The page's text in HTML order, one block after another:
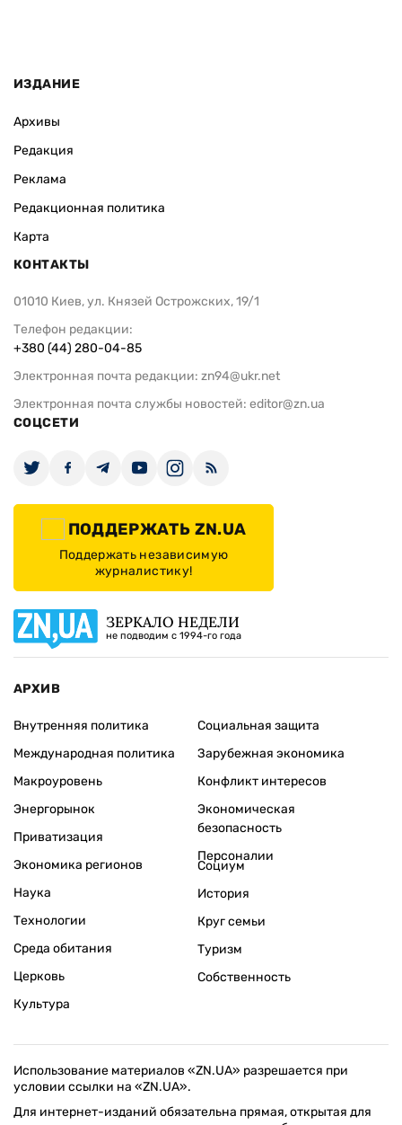
ИЗДАНИЕ
Архивы
Редакция
Реклама
Редакционная политика
Карта
КОНТАКТЫ
01010 Киев, ул. Князей Острожских, 19/1
Телефон редакции:
+380 (44) 280-04-85
Электронная почта редакции: zn94@ukr.net
Электронная почта службы новостей: editor@zn.ua
СОЦСЕТИ
ПОДДЕРЖАТЬ ZN.UA
Поддержать независимую
журналистику!
ЗЕРКАЛО НЕДЕЛИ
не подводим с 1994-го года
АРХИВ
Внутренняя политика
Международная политика
Макроуровень
Энергорынок
Приватизация
Экономика регионов
Социальная защита
Зарубежная экономика
Конфликт интересов
Экономическая
безопасность
Персоналии
Наука
Технологии
Среда обитания
Церковь
Культура
Социум
История
Круг семьи
Туризм
Собственность
Использование материалов «ZN.UA» разрешается при
условии ссылки на «ZN.UA».
Для интернет-изданий обязательна прямая, открытая для